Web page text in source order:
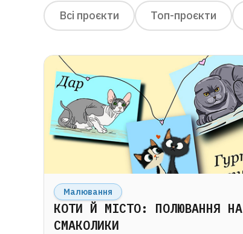
Всі проєкти Топ-проєкти
Малювання
КОТИ Й МІСТО: ПОЛЮВАННЯ НА
СМАКОЛИКИ